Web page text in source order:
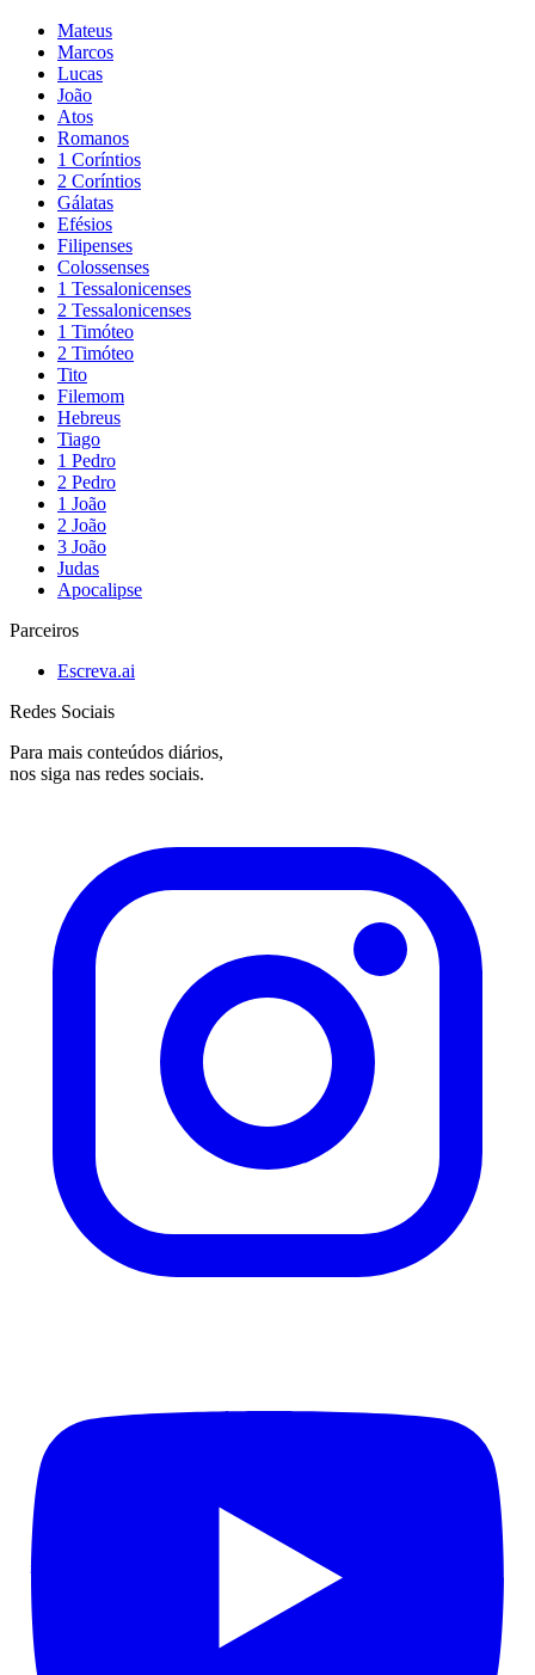
Mateus
Marcos
Lucas
João
Atos
Romanos
1 Coríntios
2 Coríntios
Gálatas
Efésios
Filipenses
Colossenses
1 Tessalonicenses
2 Tessalonicenses
1 Timóteo
2 Timóteo
Tito
Filemom
Hebreus
Tiago
1 Pedro
2 Pedro
1 João
2 João
3 João
Judas
Apocalipse
Parceiros
Escreva.ai
Redes Sociais
Para mais conteúdos diários,
nos siga nas redes sociais.